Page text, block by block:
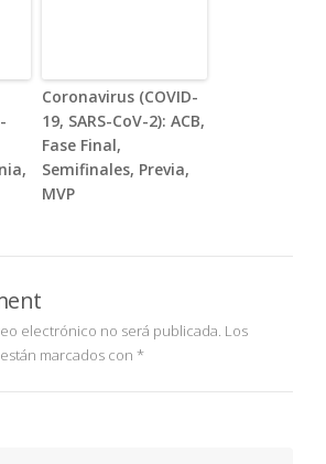
Coronavirus (COVID-
19, SARS-CoV-2): ACB,
Fase Final,
Semifinales, Previa,
MVP
electrónico no será publicada. Los
marcados con *